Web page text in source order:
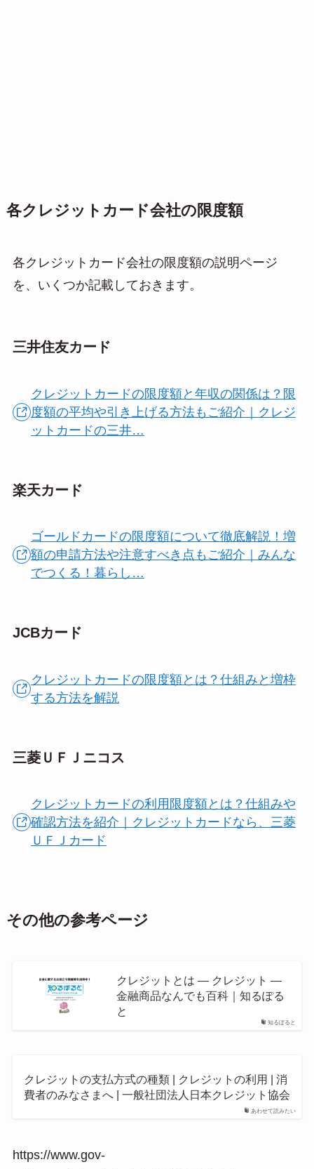
各クレジットカード会社の限度額
各クレジットカード会社の限度額の説明ページ
を、いくつか記載しておきます。
三井住友カード
クレジットカードの限度額と年収の関係は？限
度額の平均や引き上げる方法もご紹介｜クレジ
ットカードの三井…
楽天カード
ゴールドカードの限度額について徹底解説！増
額の申請方法や注意すべき点もご紹介｜みんな
でつくる！暮らし…
JCBカード
クレジットカードの限度額とは？仕組みと増枠
する方法を解説
三菱ＵＦＪニコス
クレジットカードの利用限度額とは？仕組みや
確認方法を紹介｜クレジットカードなら、三菱
ＵＦＪカード
その他の参考ページ
知るぽると
クレジットとは ― クレジット ―
金融商品なんでも百科｜知るぽる
と
あわせて読みたい
クレジットの支払方式の種類 | クレジットの利用 | 消
費者のみなさまへ | 一般社団法人日本クレジット協会
https://www.gov-